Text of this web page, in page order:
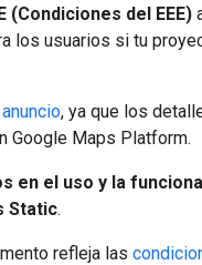
(Condiciones del EEE)
los usuarios si tu
anuncio, ya que los
Google Maps Platform.
en el uso y la
Static.
refleja las